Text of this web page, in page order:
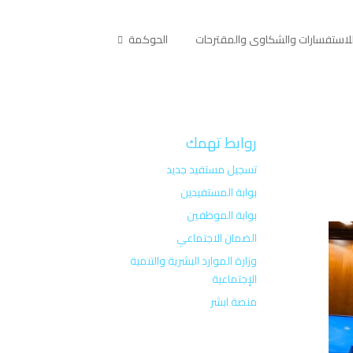
والشكاوى والمقترحات الحوكمة
روابط تهمك
تسجيل مستفيد جديد
بوابة المستفيدين
بوابة الموظفين
الضمان الاجتماعي
وزارة الموارد البشرية والتنمية
الإجتماعية
منصة ابشر